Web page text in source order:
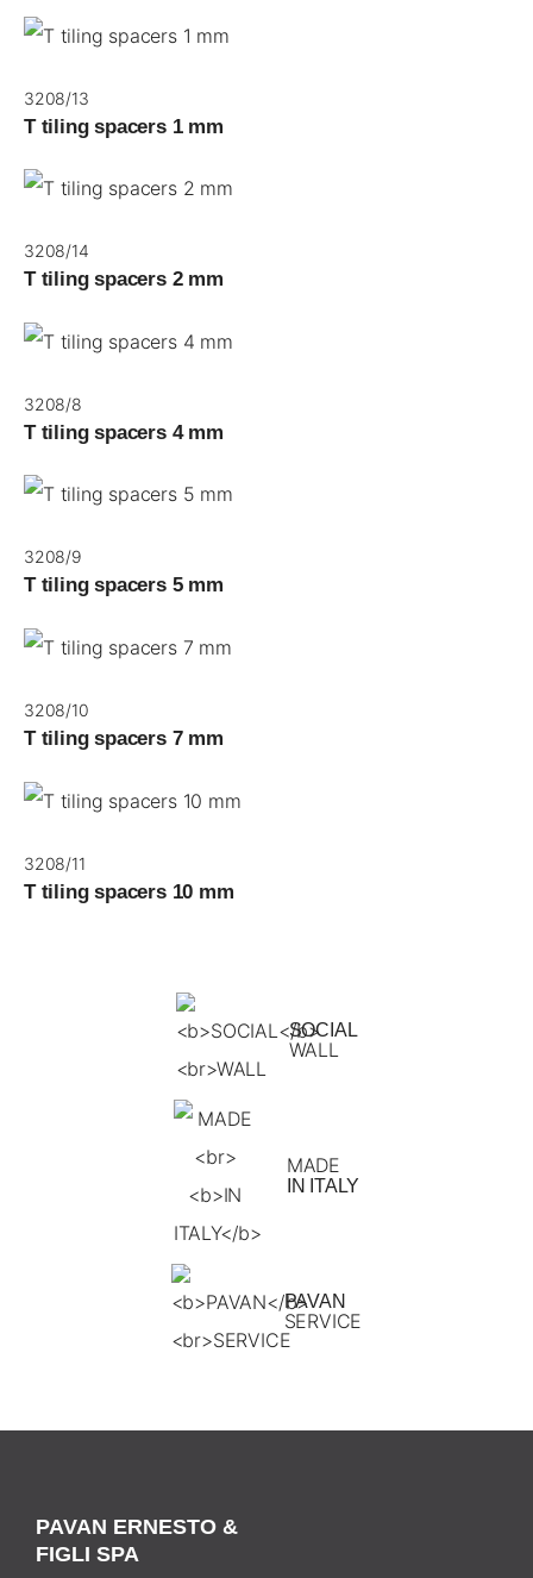
3208/13
T tiling spacers 1 mm
3208/14
T tiling spacers 2 mm
3208/8
T tiling spacers 4 mm
3208/9
T tiling spacers 5 mm
3208/10
T tiling spacers 7 mm
3208/11
T tiling spacers 10 mm
SOCIAL
WALL
MADE
IN ITALY
PAVAN
SERVICE
PAVAN ERNESTO &
FIGLI SPA